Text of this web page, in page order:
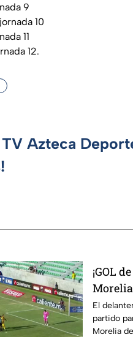
9
10
11
12.
Azteca
¡GOL
El
partido
Morelia